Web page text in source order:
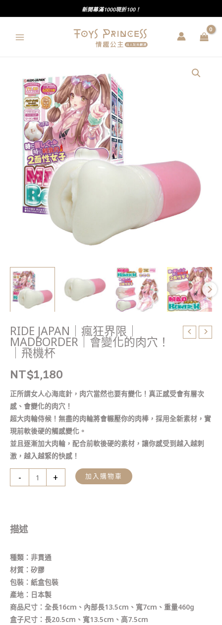
至
新開幕滿1000現折100！
RIDE JAPAN｜瘋狂界限｜
MADBORDER｜會變化的肉穴！
｜飛機杯
NT$1,180
正所謂女人心海底針，肉穴當然也要有變化！真正感受會有層次
感、會變化的肉穴！
超大肉輪侍候！無盡的肉輪將會輾壓你的肉棒，採用全新素材，實
現前軟後硬的觸感變化。
並且逐漸加大肉輪，配合前軟後硬的素材，讓你感受到越入越刺
激，越入越緊的快感！
-
MADBORDER
飛
機
杯
數
+ 加入購物車
描述
種類：非貫通
材質：矽膠
包裝：紙盒包裝
產地：日本製
商品尺寸：全長16cm、內部長13.5cm、寬7cm、重量460g
盒子尺寸：長20.5cm、寬13.5cm、高7.5cm